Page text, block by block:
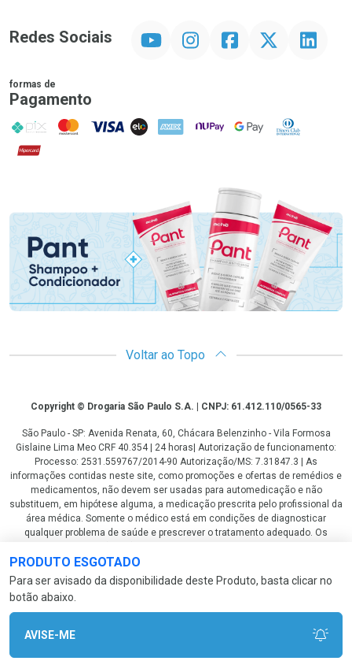
PRODUTO ESGOTADO
Para ser avisado da disponibilidade deste Produto, basta clicar no
botão abaixo.
AVISE-ME
Redes Sociais InstagramFacebookTwitter Linkedin
formas de
Pagamento
PIX MasterCard
VISA ELO AMEX NuPay Google PayDiners Club
Hipercard
Promoção em Destaque
Voltar ao Topo
CopyrightCopyright © Drogaria São Paulo S.A. | CNPJ: 61.412.110/0565-33
São Paulo - SP: Avenida Renata, 60, Chácara Belenzinho - Vila Formosa
Gislaine Lima Meo CRF 40.354 | 24 horas| Autorização de funcionamento:
Processo: 2531.559767/2014-90 Autorização/MS: 7.31847.3 | As
informações contidas neste site, como promoções e ofertas de remédios e
medicamentos, não devem ser usadas para automedicação e não
substituem, em hipótese alguma, a medicação prescrita pelo profissional da
área médica. Somente o médico está em condições de diagnosticar
qualquer problema de saúde e prescrever o tratamento adequado. Os
fotos contidas em nosso site são meramente ilustrativas. *Preços e
disponibilidade sujeitos a alterações no decorrer do dia. Antibióticos e
antimicrobianos vendas apenas em lojas físicas ou televendas. Portaria nº
344 - 01/02/1999 - Ministério da Saúde. Horário de funcionamento Central
LGPD Aceite os Cookies